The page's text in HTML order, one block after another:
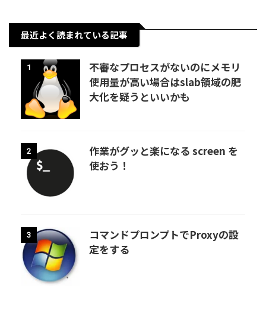
最近よく読まれている記事
1
不審なプロセスがないのにメモリ
使用量が高い場合はslab領域の肥
大化を疑うといいかも
2
作業がグッと楽になる screen を
使おう！
3
コマンドプロンプトでProxyの設
定をする